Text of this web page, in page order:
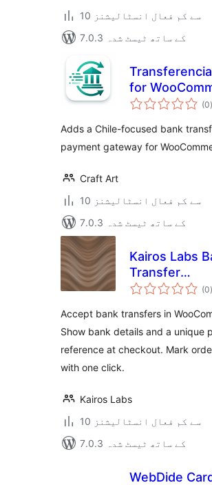
10 سے کم فعال انسٹالیشنز
7.0.3 کے ساتھ ٹیسٹ شدہ
for
(0)
Adds a Chile-focused bank
payment gateway for
Craft Art
10 سے کم فعال انسٹالیشنز
7.0.3 کے ساتھ ٹیسٹ شدہ
Kairos Labs
Transfer
Reconciliation
(0)
Accept bank transfers in
Show bank details and a unique
reference at checkout. Mark
with one click.
Kairos Labs
10 سے کم فعال انسٹالیشنز
7.0.3 کے ساتھ ٹیسٹ شدہ
WebDide